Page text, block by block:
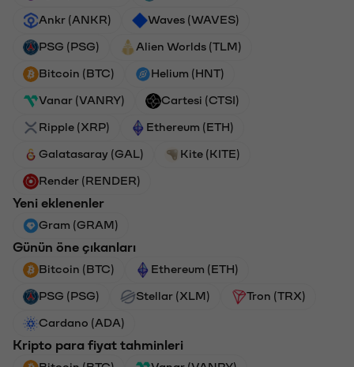
Ankr (ANKR) Waves (WAVES)
PSG (PSG) Alien Worlds (TLM)
Bitcoin (BTC) Helium (HNT)
Vanar (VANRY) Cartesi (CTSI)
Ripple (XRP) Ethereum (ETH)
Galatasaray (GAL) Kite (KITE)
Render (RENDER)
Yeni eklenenler
Gram (GRAM)
Günün öne çıkanları
Bitcoin (BTC) Ethereum (ETH)
PSG (PSG) Stellar (XLM) Tron (TRX)
Cardano (ADA)
Kripto para fiyat tahminleri